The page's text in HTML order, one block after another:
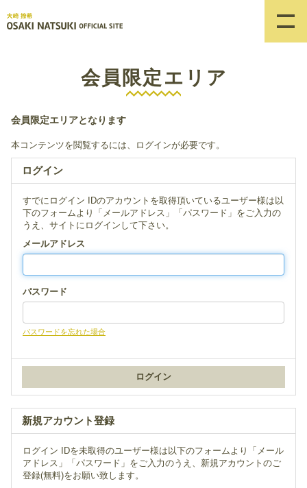
会員限定エリア
会員限定エリアとなります
本コンテンツを閲覧するには、ログインが必要です。
ログイン
すでにログイン IDのアカウントを取得頂いているユーザー様は以
下のフォームより「メールアドレス」「パスワード」をご入力の
うえ、サイトにログインして下さい。
メールアドレス
パスワード
パスワードを忘れた場合
新規アカウント登録
ログイン IDを未取得のユーザー様は以下のフォームより「メール
アドレス」「パスワード」をご入力のうえ、新規アカウントのご
登録(無料)をお願い致します。